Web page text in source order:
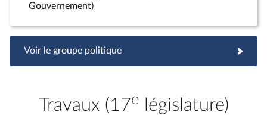
Gouvernement)
Voir le groupe politique
Travaux (17e législature)